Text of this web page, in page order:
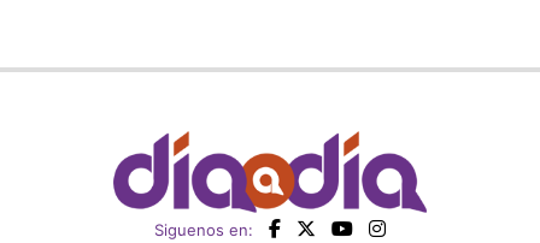
Siguenos en: